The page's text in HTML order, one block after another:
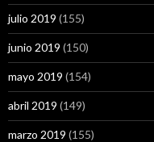
julio 2019 (155)
junio 2019 (150)
mayo 2019 (154)
abril 2019 (149)
marzo 2019 (155)